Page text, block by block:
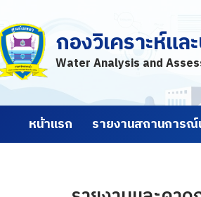
กองวิเคราะห์แ
Water Analysis and
หน้าแรก รายงานสถานการณ์